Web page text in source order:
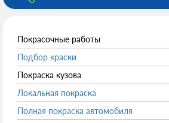
Покрасочные работы
Подбор краски
Покраска кузова
Локальная покраска
Полная покраска автомобиля